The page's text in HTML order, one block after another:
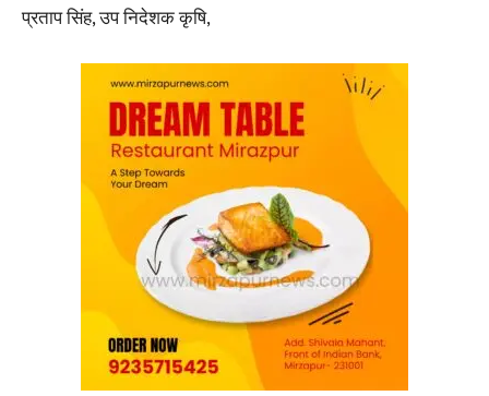
प्रताप सिंह, उप निदेशक कृषि,